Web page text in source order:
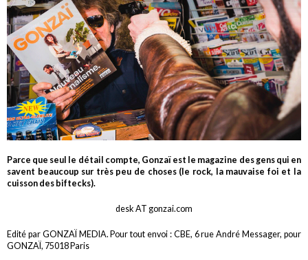
Parce que seul le détail compte, Gonzaï est le magazine des gens qui en
savent beaucoup sur très peu de choses (le rock, la mauvaise foi et la
cuisson des biftecks).
desk AT gonzai.com
Edité par GONZAÏ MEDIA. Pour tout envoi : CBE, 6 rue André Messager, pour
GONZAÏ, 75018 Paris